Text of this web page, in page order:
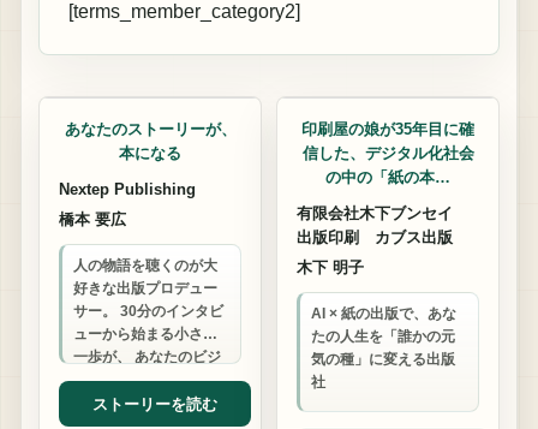
[terms_member_category2]
あなたのストーリーが、
本になる
Nextep Publishing
橋本 要広
人の物語を聴くのが大
好きな出版プロデュー
サー。 30分のインタビ
ューから始まる小さな
一歩が、 あなたのビジ
ネスを変える本の誕生
につながります。
ストーリーを読む
印刷屋の娘が35年目に確
信した、デジタル化社会
の中の「紙の本…
有限会社木下ブンセイ
出版印刷 カブス出版
木下 明子
AI × 紙の出版で、あな
たの人生を「誰かの元
気の種」に変える出版
社